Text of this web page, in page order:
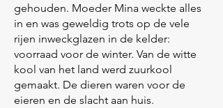
gehouden. Moeder Mina weckte alles
in en was geweldig trots op de vele
rijen inweckglazen in de kelder:
voorraad voor de winter. Van de witte
kool van het land werd zuurkool
gemaakt. De dieren waren voor de
eieren en de slacht aan huis.